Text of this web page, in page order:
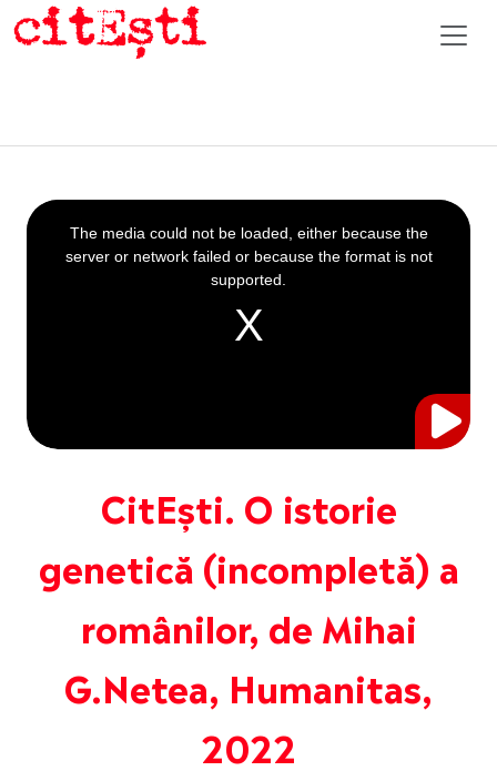
CitEști. O istorie
genetică (incompletă) a
românilor, de Mihai
G.Netea, Humanitas,
2022
This
is
a
The media could not be loaded, either because the
server or network failed or because the format is not
supported.